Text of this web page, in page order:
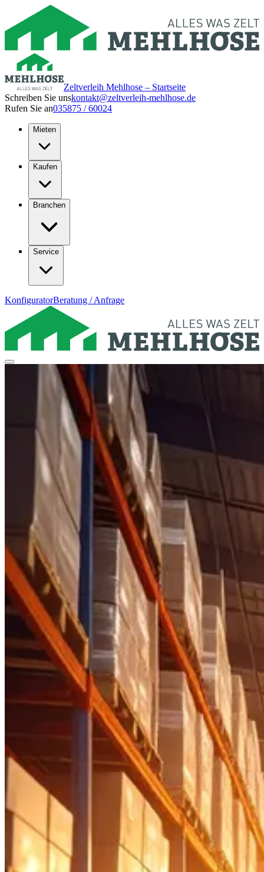
Zeltverleih Mehlhose – Startseite
Schreiben Sie unskontakt@zeltverleih-mehlhose.de
Rufen Sie an035875 / 60024
Mieten
Kaufen
Branchen
Service
KonfiguratorBeratung / Anfrage